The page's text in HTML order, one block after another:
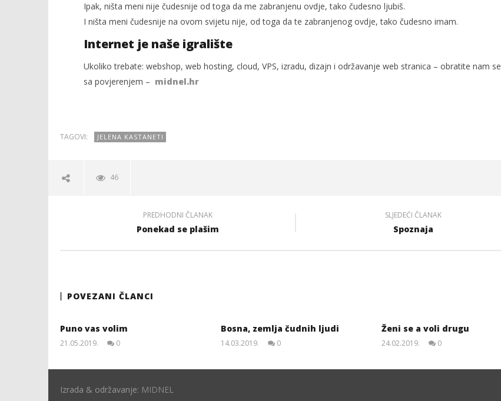
Ipak, ništa meni nije čudesnije od toga da me zabranjenu ovdje, tako čudesno ljubiš.
I ništa meni čudesnije na ovom svijetu nije, od toga da te zabranjenog ovdje, tako čudesno imam.
Internet je naše igralište
Ukoliko trebate: webshop, web hosting, cloud, VPS, izradu, dizajn i održavanje web stranica – obratite nam se
sa povjerenjem – midnel.hr
TAGOVI: JELENA KASTANETI
46
PREDHODNI ČLANAK
Ponekad se plašim
SLJEDEĆI ČLANAK
Spoznaja
POVEZANI ČLANCI
Puno vas volim
21.05.2019.
0
Bosna, zemlja čudnih ljudi
14.03.2019.
0
Ženi se a voli drugu
24.02.2019.
0
Izrada & održavanje: MIDNEL